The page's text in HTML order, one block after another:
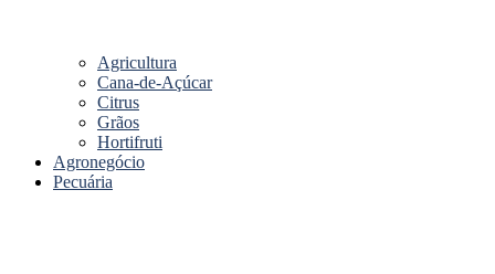
Agricultura
Cana-de-Açúcar
Citrus
Grãos
Hortifruti
Agronegócio
Pecuária